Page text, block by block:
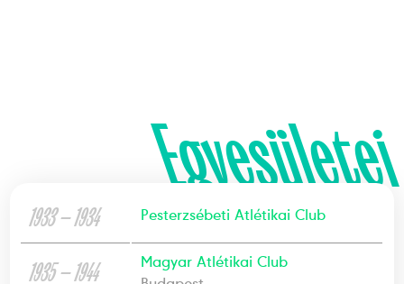
Egyesületei
1933 — 1934 Pesterzsébeti Atlétikai Club
1935 — 1944
Magyar Atlétikai Club